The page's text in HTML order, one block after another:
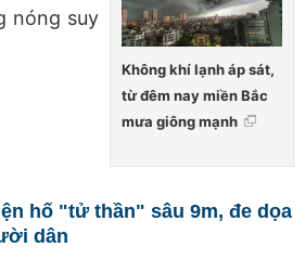
Không khí lạnh áp sát,
từ đêm nay miền Bắc
mưa giông mạnh
nóng suy
hố "tử thần" sâu 9m, đe dọa
dân